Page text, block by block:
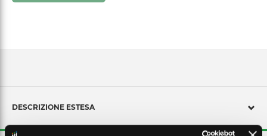
DESCRIZIONE ESTESA